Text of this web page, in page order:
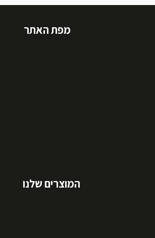
מפת האתר
המוצרים שלנו